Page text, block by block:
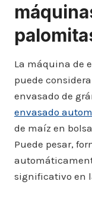
La máquina de
puede
envasado de
envasado
de maíz en
Puede pesar,
significativo en